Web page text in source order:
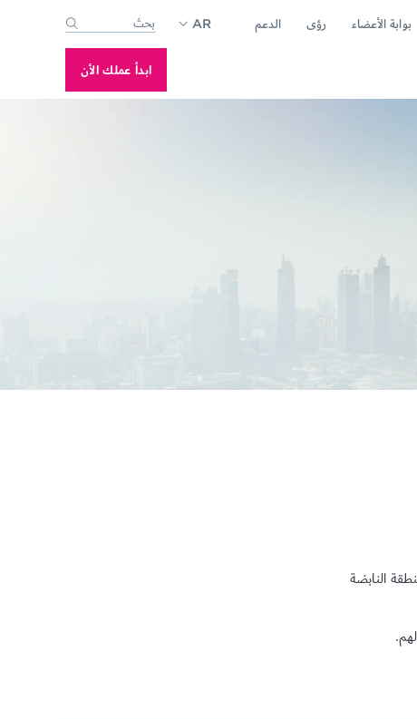
بوابة الأعضاء رؤى الدعم AR
feature attached.
the search field is empty.
ابدأ عملك الأن
النابضة